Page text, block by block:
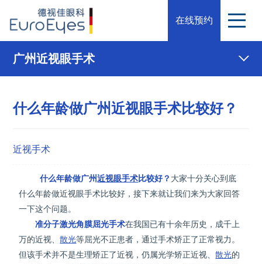
在线预约
广州近视眼手术
什么年龄做广州近视眼手术比较好？
近视手术
什么年龄做广州近视眼手术比较好？ 大家十分关心到底
什么年龄做近视眼手术比较好，接下来就让我们来为大家回答
一下这个问题。
准分子激光角膜屈光手术在我国已有十余年历史，成千上
万的近视、散光等屈光不正患者，通过手术矫正了正常视力。
但该手术并不是生理矫正了近视，仍属光学矫正近视、散光的